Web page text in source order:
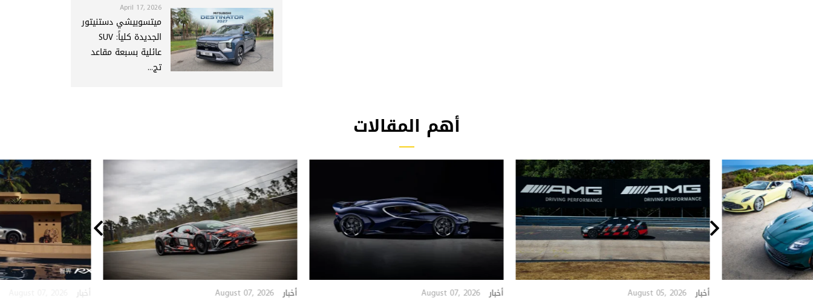
April 17, 2026
ميتسوبيشي دستنيتور
الجديدة كلياً: SUV
عائلية بسبعة مقاعد
تج...
أهم المقالات
أخبار August 05, 2026 أخبار August 07, 2026 أخبار August 07, 2026 أخبار